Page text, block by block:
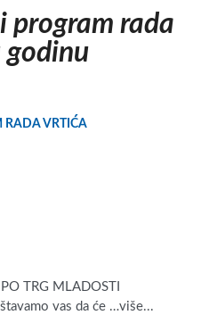
program rada
godinu
RADA VRTIĆA
TRG MLADOSTI
vas da će …više...